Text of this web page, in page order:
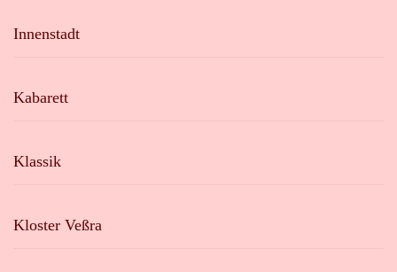
Innenstadt
Kabarett
Klassik
Kloster Veßra